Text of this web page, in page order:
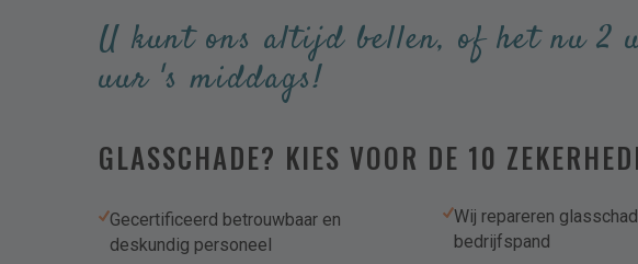
Lift aanwezig?
CAPTCHA
U kunt ons altijd bellen, of het nu 2
uur 's middags!
GLASSCHADE? KIES VOOR DE 10
Gecertificeerd betrouwbaar en
deskundig personeel
Wij repareren
bedrijfspand